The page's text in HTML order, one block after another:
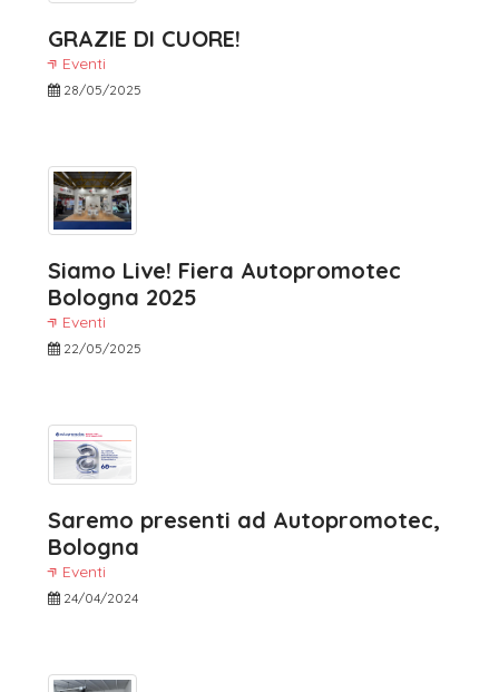
GRAZIE DI CUORE!
Eventi
28/05/2025
Siamo Live! Fiera Autopromotec
Bologna 2025
Eventi
22/05/2025
Saremo presenti ad Autopromotec,
Bologna
Eventi
24/04/2024